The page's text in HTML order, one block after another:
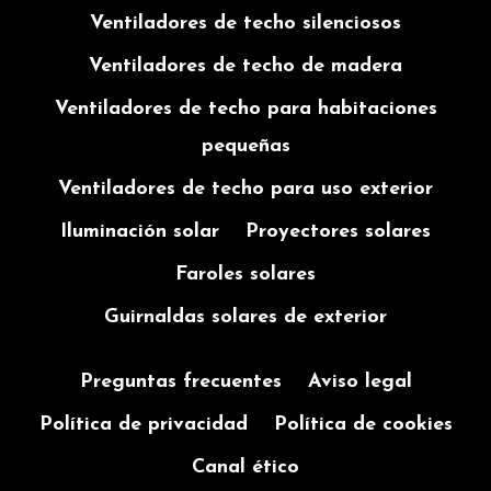
la estancia
20DBS
EN
1)
Ventilador
silencioso
MOTOR
ENCENDIDO
Elige entre
diferentes
con o sin
presencia
Ventiladores de techo silenciosos
Ventiladores de techo de madera
Ventiladores de techo para habitaciones
pequeñas
Ventiladores de techo para uso exterior
Iluminación solar Proyectores solares
Faroles solares
Guirnaldas solares de exterior
Preguntas frecuentes Aviso legal
Política de privacidad Política de cookies
Canal ético